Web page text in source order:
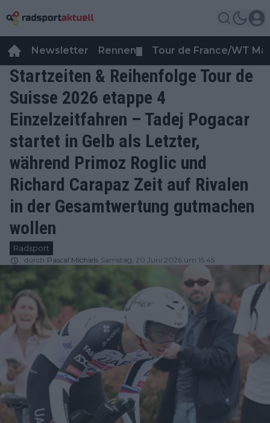
Newsletter Rennen Tour de France/WT
Startzeiten & Reihenfolge Tour de
Suisse 2026 etappe 4
Einzelzeitfahren – Tadej Pogacar
startet in Gelb als Letzter,
während Primoz Roglic und
Richard Carapaz Zeit auf Rivalen
in der Gesamtwertung gutmachen
wollen
Radsport
durch Pascal Michiels Samstag, 20 Juni 2026 um 15:45